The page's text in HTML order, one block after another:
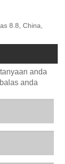
8.8, China,
anda
anda